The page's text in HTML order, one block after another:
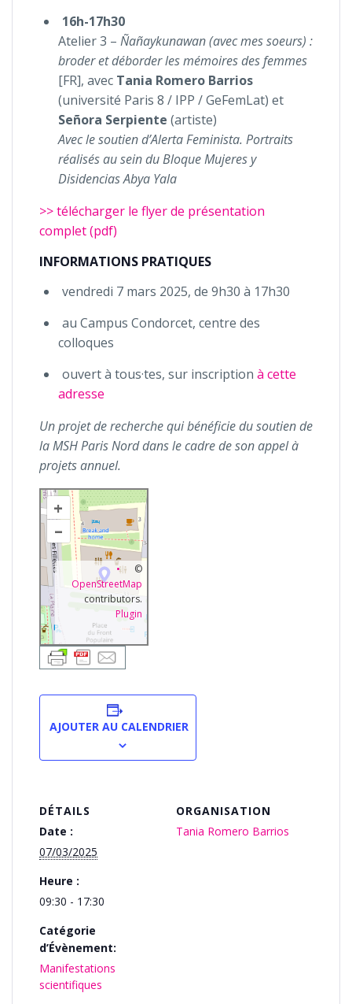
16h-17h30
Atelier 3 – Ñañaykunawan (avec mes soeurs) :
broder et déborder les mémoires des femmes
[FR], avec Tania Romero Barrios
(université Paris 8 / IPP / GeFemLat) et
Señora Serpiente (artiste)
Avec le soutien d’Alerta Feminista. Portraits
réalisés au sein du Bloque Mujeres y
Disidencias Abya Yala
>> télécharger le flyer de présentation
complet (pdf)
INFORMATIONS PRATIQUES
vendredi 7 mars 2025, de 9h30 à 17h30
au Campus Condorcet, centre des
colloques
ouvert à tous·tes, sur inscriptionà cette
adresse
Un projet de recherche qui bénéficie du soutien de
la MSH Paris Nord dans le cadre de son appel à
projets annuel.
+
–
©
OpenStreetMap
contributors.
Plugin
AJOUTER AU CALENDRIER
DÉTAILS
Date :
07/03/2025
Heure :
09:30 - 17:30
Catégorie
d’Évènement:
Manifestations
scientifiques
ORGANISATION
Tania Romero Barrios